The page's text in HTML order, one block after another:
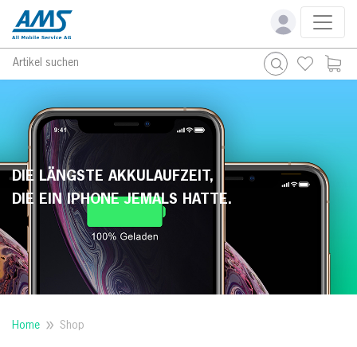
Artikel suchen
DIE LÄNGSTE AKKULAUFZEIT,
DIE EIN IPHONE JEMALS HATTE.
Home Shop